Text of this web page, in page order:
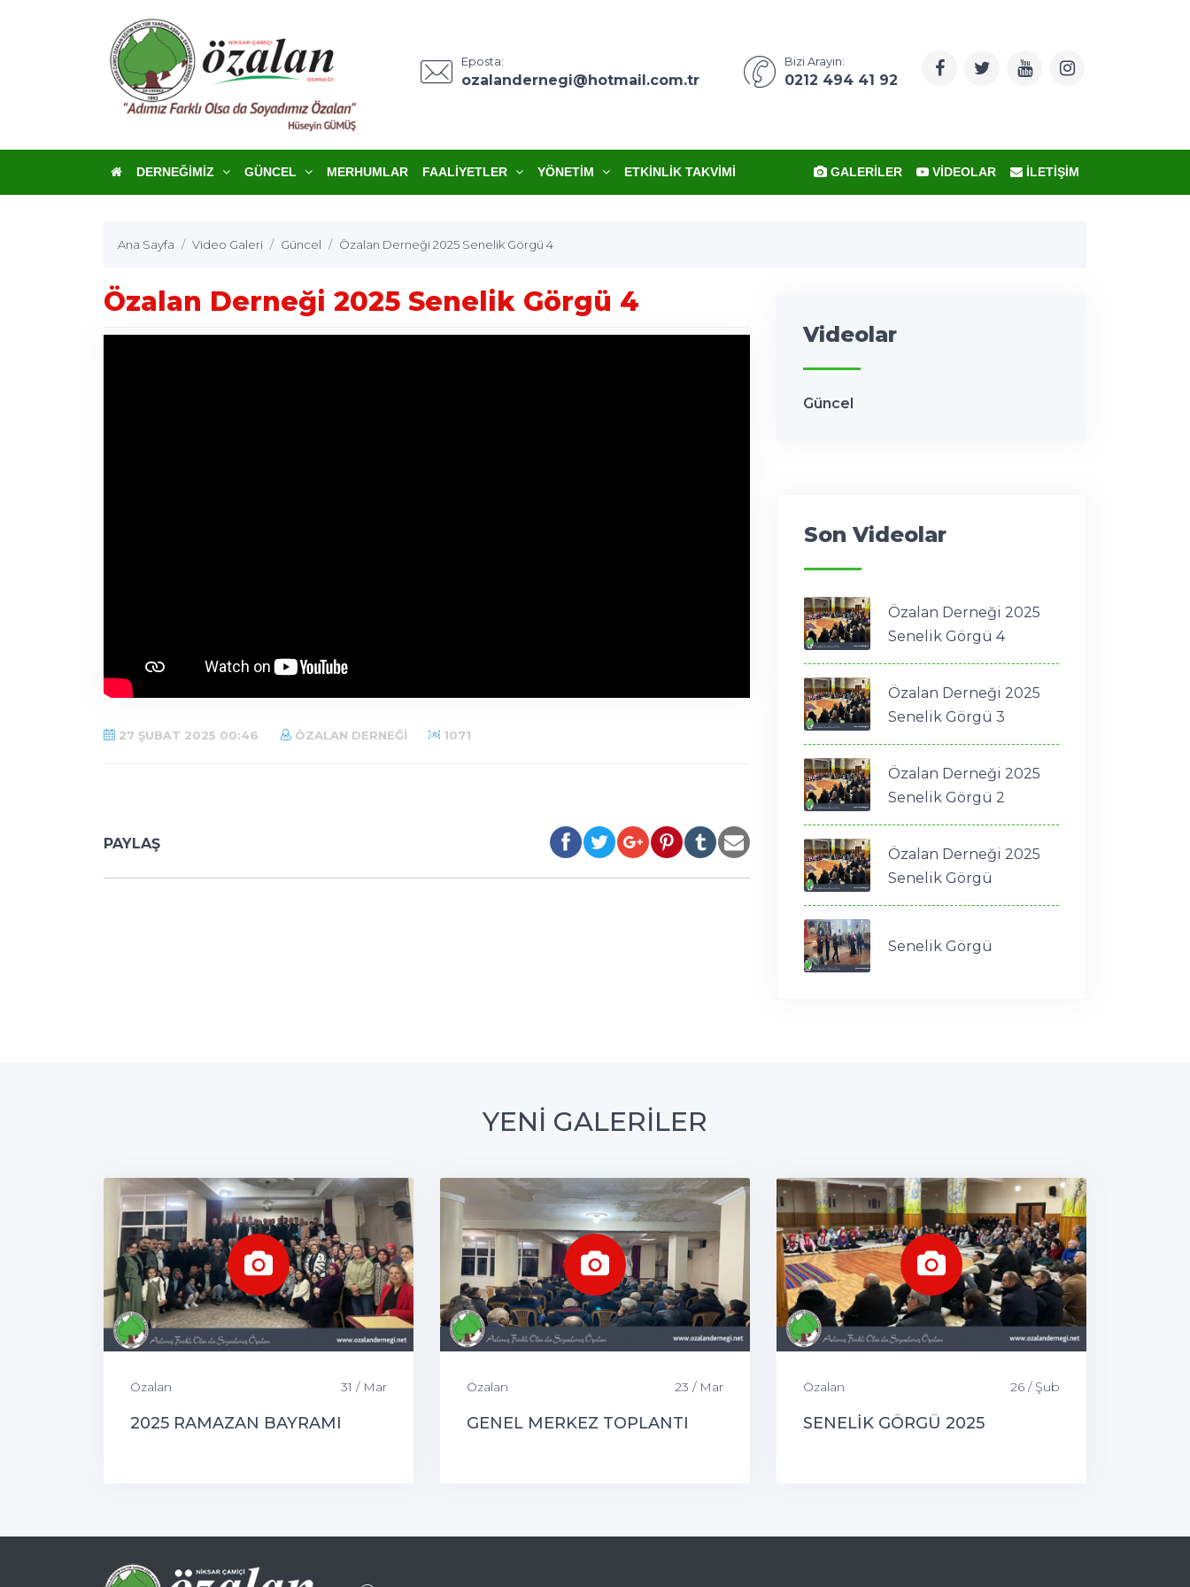
Eposta:
ozalandernegi@hotmail.com.tr
Bizi Arayın:
0212 494 41 92
DERNEĞIMIZ GÜNCEL MERHUMLAR FAALIYETLER YÖNETIM ETKINLIK TAKVIMI GALERILER VIDEOLAR İLETIŞIM
Ana Sayfa Video Galeri Güncel Özalan Derneği 2025 Senelik Görgü 4
Özalan Derneği 2025 Senelik Görgü 4
27 ŞUBAT 2025 00:46 ÖZALAN DERNEĞI 1071
PAYLAŞ
Videolar
Güncel
Son Videolar
Özalan Derneği 2025
Senelik Görgü 4
Özalan Derneği 2025
Senelik Görgü 3
Özalan Derneği 2025
Senelik Görgü 2
Özalan Derneği 2025
Senelik Görgü
Senelik Görgü
YENİ GALERİLER
Özalan 31 / Mar
2025 RAMAZAN BAYRAMI
Özalan 23 / Mar
GENEL MERKEZ TOPLANTI
Özalan 26 / Şub
SENELİK GÖRGÜ 2025